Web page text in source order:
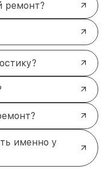
ремонт?
именно у